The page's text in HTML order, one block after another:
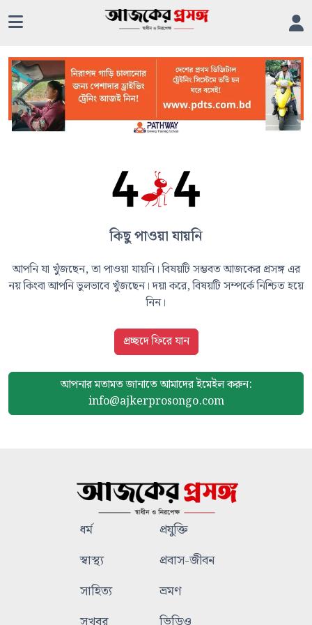
কিছু পাওয়া যায়নি
আপনি যা খুঁজছেন, তা পাওয়া যায়নি। বিষয়টি সম্ভবত আজকের প্রসঙ্গ এর
নয় কিংবা আপনি ভুলভাবে খুঁজছেন। দয়া করে, বিষয়টি সম্পর্কে নিশ্চিত হয়ে
নিন।
প্রচ্ছদে ফিরে যান
আপনার মতামত জানাতে আমাদেরইমেইল করুন:
info@ajkerprosongo.com
ধর্ম
প্রযুক্তি
স্বাস্থ্য
প্রবাস-জীবন
সাহিত্য
ভ্রমণ